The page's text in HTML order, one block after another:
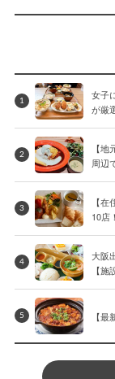
1
女子
が厳
2
【
周辺
3
【
10店
4
大阪
【施
5 【